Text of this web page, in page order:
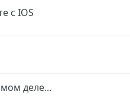
с IOS
деле...